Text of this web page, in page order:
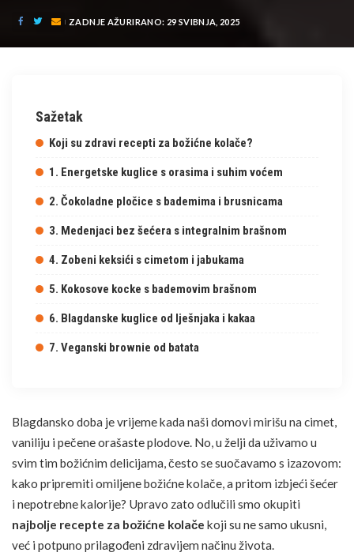
ZADNJE AŽURIRANO: 29 SVIBNJA, 2025
Sažetak
Koji su zdravi recepti za božićne kolače?
1. Energetske kuglice s orasima i suhim voćem
2. Čokoladne pločice s bademima i brusnicama
3. Medenjaci bez šećera s integralnim brašnom
4. Zobeni keksići s cimetom i jabukama
5. Kokosove kocke s bademovim brašnom
6. Blagdanske kuglice od lješnjaka i kakaa
7. Veganski brownie od batata
Blagdansko doba je vrijeme kada naši domovi mirišu na cimet,
vaniliju i pečene orašaste plodove. No, u želji da uživamo u
svim tim božićnim delicijama, često se suočavamo s izazovom:
kako pripremiti omiljene božićne kolače, a pritom izbjeći šećer
i nepotrebne kalorije? Upravo zato odlučili smo okupiti
najbolje recepte za božićne kolače koji su ne samo ukusni,
već i potpuno prilagođeni zdravijem načinu života.